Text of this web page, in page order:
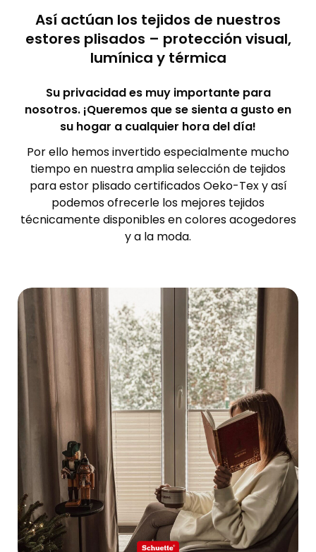
Así actúan los tejidos de nuestros
estores plisados – protección visual,
lumínica y térmica
Su privacidad es muy importante para
nosotros. ¡Queremos que se sienta a gusto en
su hogar a cualquier hora del día!
Por ello hemos invertido especialmente mucho
tiempo en nuestra amplia selección de tejidos
para estor plisado certificados Oeko-Tex y así
podemos ofrecerle los mejores tejidos
técnicamente disponibles en colores acogedores
y a la moda.